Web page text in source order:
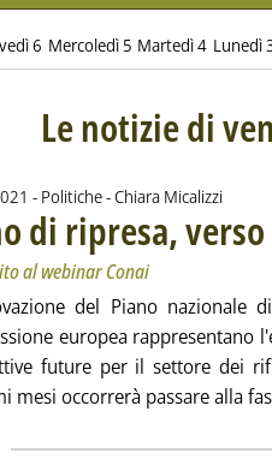
6 Mercoledì 5 Martedì 4 Lunedì
Le notizie di
- Politiche -di:
Chiara Micalizzi
di ripresa,
al webinar Conai
del Piano
europea
future per il settore dei
mesi occorrerà passare alla